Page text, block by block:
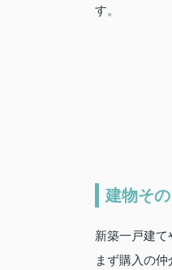
す。
建物そ
新築一戸建て
まず購入の